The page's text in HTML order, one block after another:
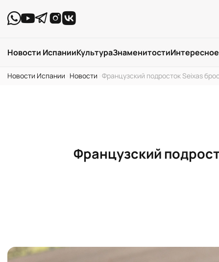
Новости ИспанииКультураЗнаменитостиИнтересное
Новости Испании Новости Французский подросток Seixas
Французский